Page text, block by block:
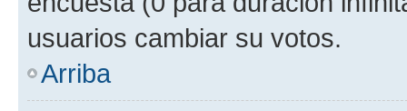
usuarios cambiar su votos.
Arriba